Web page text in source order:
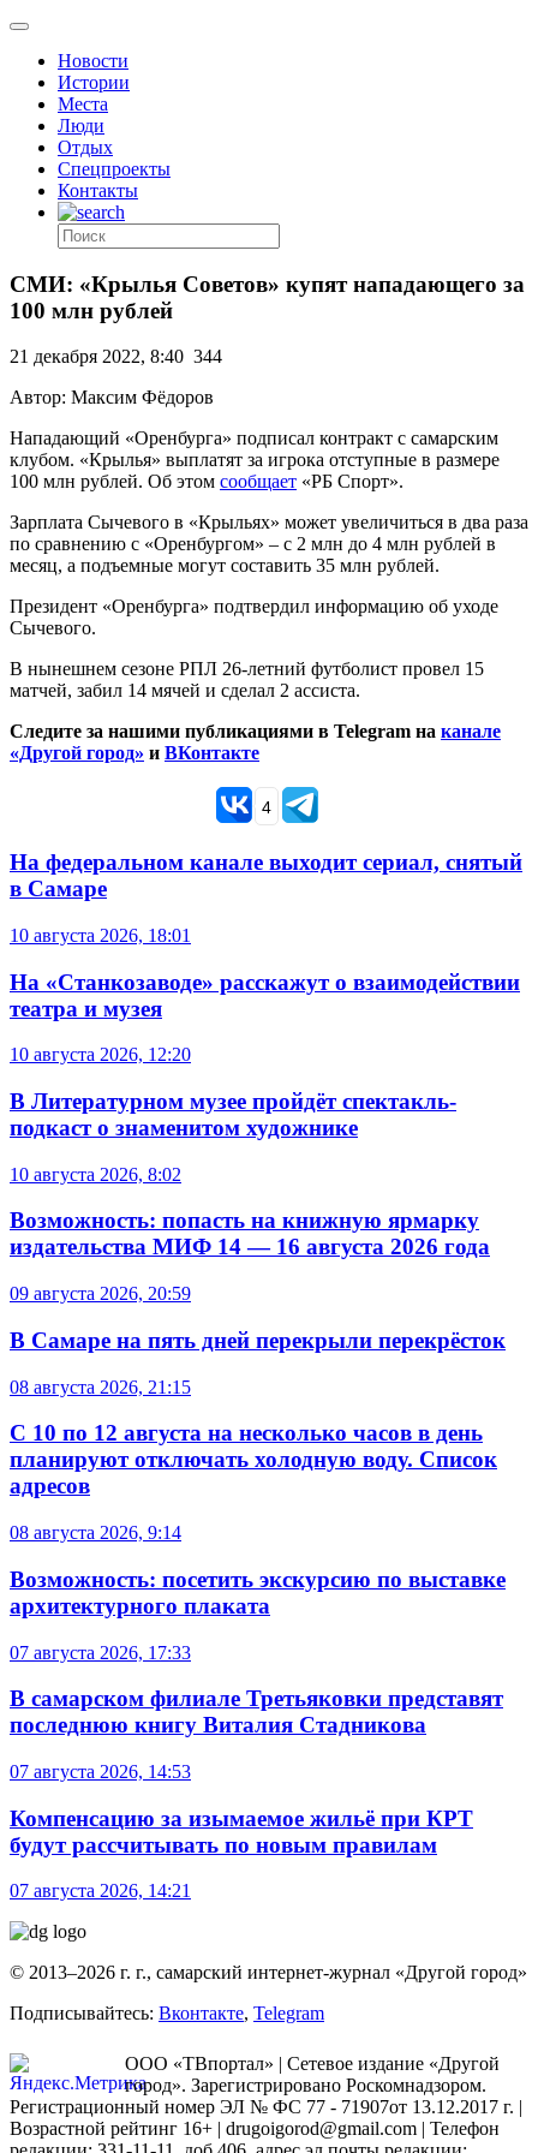
Новости
Истории
Места
Люди
Отдых
Спецпроекты
Контакты
СМИ: «Крылья Советов» купят нападающего за
100 млн рублей
21 декабря 2022, 8:40 344
Автор: Максим Фёдоров
Нападающий «Оренбурга» подписал контракт с самарским
клубом. «Крылья» выплатят за игрока отступные в размере
100 млн рублей. Об этом сообщает «РБ Спорт».
Зарплата Сычевого в «Крыльях» может увеличиться в два раза
по сравнению с «Оренбургом» – с 2 млн до 4 млн рублей в
месяц, а подъемные могут составить 35 млн рублей.
Президент «Оренбурга» подтвердил информацию об уходе
Сычевого.
В нынешнем сезоне РПЛ 26-летний футболист провел 15
матчей, забил 14 мячей и сделал 2 ассиста.
Следите за нашими публикациями в Telegram на канале
«Другой город» и ВКонтакте
4
На федеральном канале выходит сериал, снятый
в Самаре
10 августа 2026, 18:01
На «Станкозаводе» расскажут о взаимодействии
театра и музея
10 августа 2026, 12:20
В Литературном музее пройдёт спектакль-
подкаст о знаменитом художнике
10 августа 2026, 8:02
Возможность: попасть на книжную ярмарку
издательства МИФ 14 — 16 августа 2026 года
09 августа 2026, 20:59
В Самаре на пять дней перекрыли перекрёсток
08 августа 2026, 21:15
С 10 по 12 августа на несколько часов в день
планируют отключать холодную воду. Список
адресов
08 августа 2026, 9:14
Возможность: посетить экскурсию по выставке
архитектурного плаката
07 августа 2026, 17:33
В самарском филиале Третьяковки представят
последнюю книгу Виталия Стадникова
07 августа 2026, 14:53
Компенсацию за изымаемое жильё при КРТ
будут рассчитывать по новым правилам
07 августа 2026, 14:21
© 2013–2026 г. г., самарский интернет-журнал «Другой город»
Подписывайтесь: Вконтакте, Telegram
ООО «ТВпортал» | Сетевое издание «Другой
город». Зарегистрировано Роскомнадзором.
Регистрационный номер ЭЛ № ФС 77 - 71907от 13.12.2017 г. |
Возрастной рейтинг 16+ | drugoigorod@gmail.com | Телефон